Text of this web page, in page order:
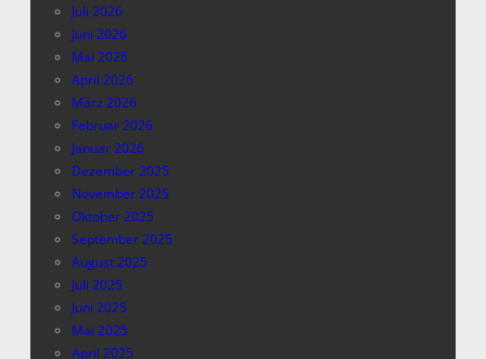
Juli 2026
Juni 2026
Mai 2026
April 2026
März 2026
Februar 2026
Januar 2026
Dezember 2025
November 2025
Oktober 2025
September 2025
August 2025
Juli 2025
Juni 2025
Mai 2025
April 2025